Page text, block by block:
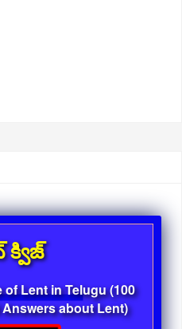
క్విజ్
Lent in Telugu (100
about Lent)